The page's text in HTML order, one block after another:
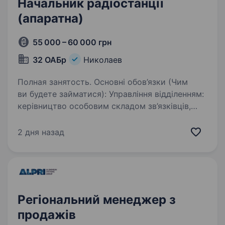
Начальник радіостанції
(апаратна)
55 000 – 60 000 грн
32 ОАБр
Николаев
Полная занятость. Основні обов’язки (Чим
ви будете займатися): Управління відділенням:
керівництво особовим складом зв’язківців,
на вузлах зв’язку. Експлуатація техніки:
2 дня назад
Регіональний менеджер з
продажів